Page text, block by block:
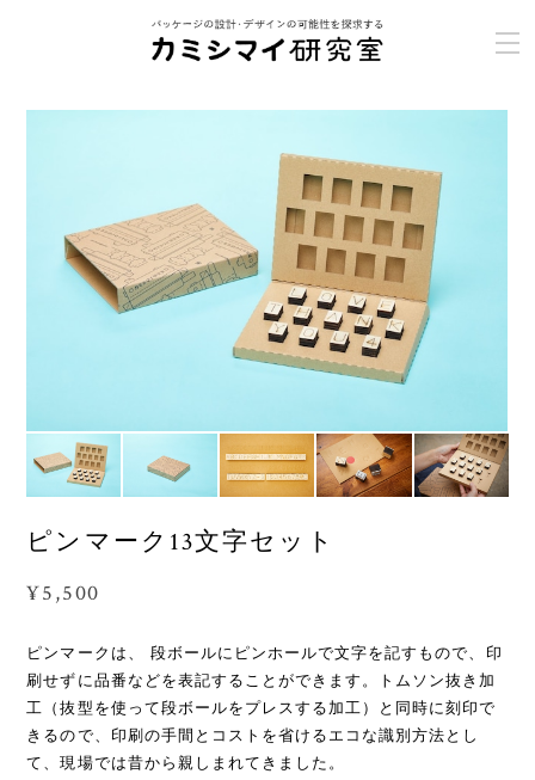
ピンマーク13文字セット
¥5,500
ピンマークは、 段ボールにピンホールで文字を記すもので、印
刷せずに品番などを表記することができます。トムソン抜き加
工（抜型を使って段ボールをプレスする加工）と同時に刻印で
きるので、印刷の手間とコストを省けるエコな識別方法とし
て、現場では昔から親しまれてきました。